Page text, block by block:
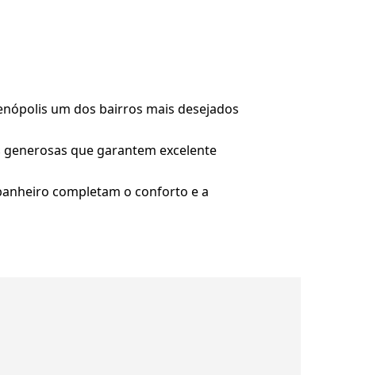
um dos bairros mais desejados
que garantem excelente
completam o conforto e a